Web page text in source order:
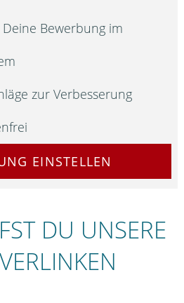
Bewerbung im
zur Verbesserung
EINSTELLEN
DU UNSERE